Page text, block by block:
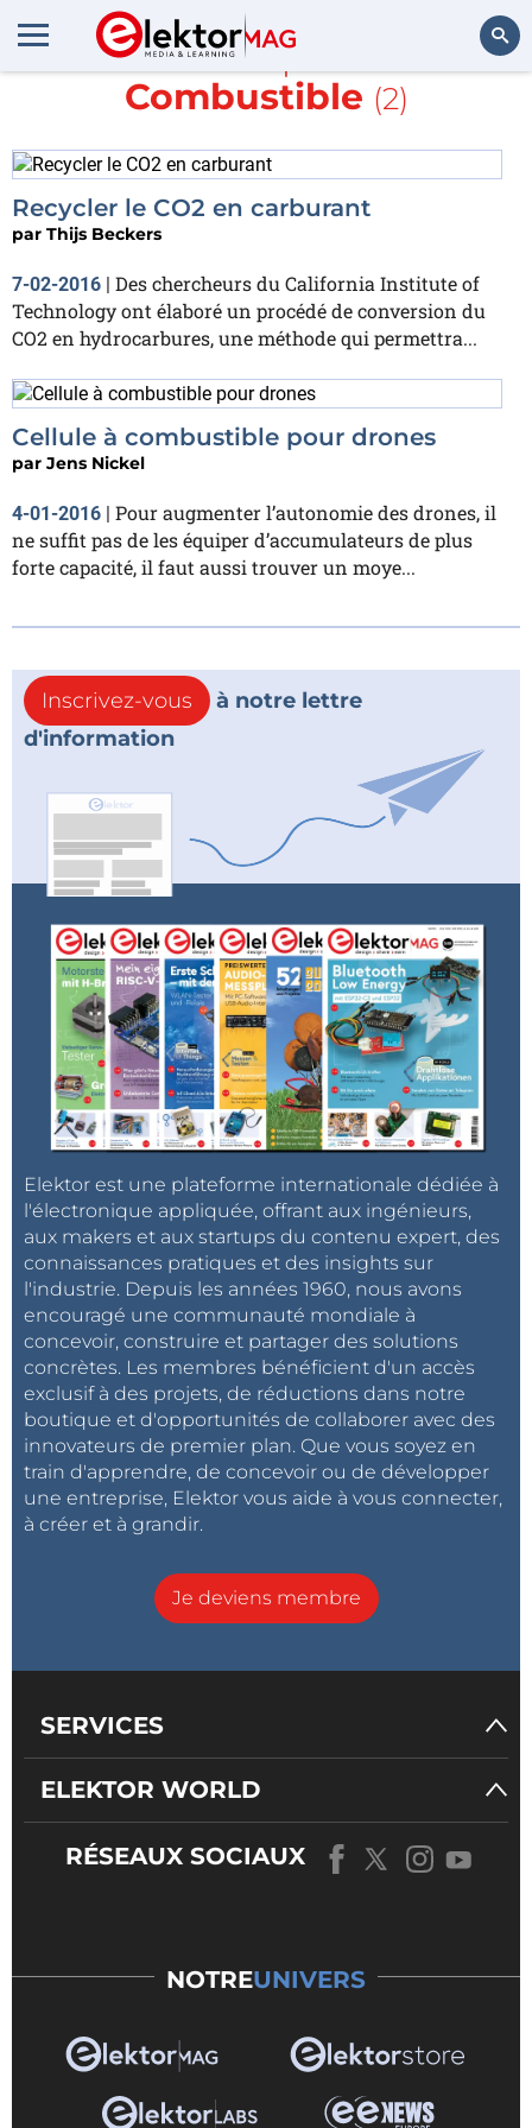
En savoir plus sur
Combustible (2)
Recycler le CO2 en carburant
par Thijs Beckers
7-02-2016 | Des chercheurs du California Institute of
Technology ont élaboré un procédé de conversion du
CO2 en hydrocarbures, une méthode qui permettra...
Cellule à combustible pour drones
par Jens Nickel
4-01-2016 | Pour augmenter l’autonomie des drones, il
ne suffit pas de les équiper d’accumulateurs de plus
forte capacité, il faut aussi trouver un moye...
Inscrivez-vous
à notre lettre
d'information
Elektor est une plateforme internationale dédiée à
l'électronique appliquée, offrant aux ingénieurs,
aux makers et aux startups du contenu expert, des
connaissances pratiques et des insights sur
l'industrie. Depuis les années 1960, nous avons
encouragé une communauté mondiale à
concevoir, construire et partager des solutions
concrètes. Les membres bénéficient d'un accès
exclusif à des projets, de réductions dans notre
boutique et d'opportunités de collaborer avec des
innovateurs de premier plan. Que vous soyez en
train d'apprendre, de concevoir ou de développer
une entreprise, Elektor vous aide à vous connecter,
à créer et à grandir.
Je deviens membre
SERVICES
ELEKTOR WORLD
RÉSEAUX SOCIAUX
NOTREUNIVERS